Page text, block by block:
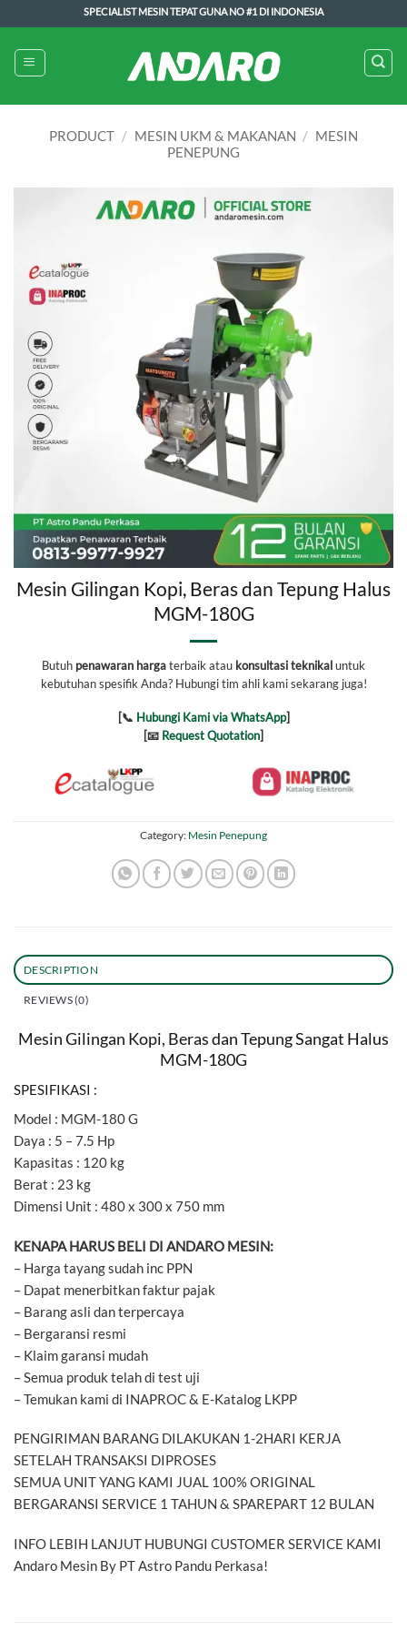
to
content
SPECIALIST MESIN TEPAT GUNA NO #1 DI INDONESIA
PRODUCT / MESIN UKM & MAKANAN / MESIN
PENEPUNG
Mesin Gilingan Kopi, Beras dan Tepung Halus
MGM-180G
Butuh penawaran hargaterbaik atau konsultasi teknikaluntuk
kebutuhan spesifik Anda? Hubungi tim ahli kami sekarang juga!
[📞 Hubungi Kami via WhatsApp]
[📧 Request Quotation]
Category: Mesin Penepung
DESCRIPTION
REVIEWS (0)
Mesin Gilingan Kopi, Beras dan Tepung Sangat Halus
MGM-180G
SPESIFIKASI :
Model : MGM-180 G
Daya : 5 – 7.5 Hp
Kapasitas : 120 kg
Berat : 23 kg
Dimensi Unit : 480 x 300 x 750 mm
KENAPA HARUS BELI DI ANDARO MESIN:
– Harga tayang sudah inc PPN
– Dapat menerbitkan faktur pajak
– Barang asli dan terpercaya
– Bergaransi resmi
– Klaim garansi mudah
– Semua produk telah di test uji
– Temukan kami di INAPROC & E-Katalog LKPP
PENGIRIMAN BARANG DILAKUKAN 1-2HARI KERJA
SETELAH TRANSAKSI DIPROSES
SEMUA UNIT YANG KAMI JUAL 100% ORIGINAL
BERGARANSI SERVICE 1 TAHUN & SPAREPART 12 BULAN
INFO LEBIH LANJUT HUBUNGI CUSTOMER SERVICE KAMI
Andaro Mesin By PT Astro Pandu Perkasa!